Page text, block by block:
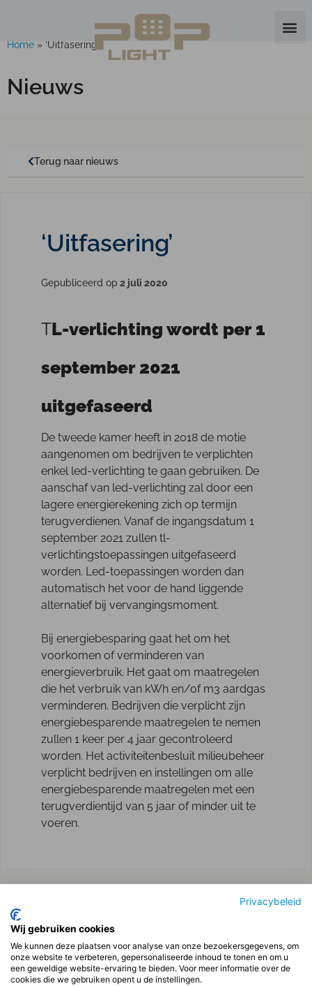
Privacybeleid
Wij gebruiken cookies
We kunnen deze plaatsen voor analyse van onze bezoekersgegevens, om
onze website te verbeteren, gepersonaliseerde inhoud te tonen en om u
een geweldige website-ervaring te bieden. Voor meer informatie over de
cookies die we gebruiken opent u de instellingen.
Home » ‘Uitfasering’
Nieuws
Terug naar nieuws
‘Uitfasering’
Gepubliceerd op 2 juli 2020
TL-verlichting wordt per 1
september 2021
uitgefaseerd
De tweede kamer heeft in 2018 de motie
aangenomen om bedrijven te verplichten
enkel led-verlichting te gaan gebruiken. De
aanschaf van led-verlichting zal door een
lagere energierekening zich op termijn
terugverdienen. Vanaf de ingangsdatum 1
september 2021 zullen tl-
verlichtingstoepassingen uitgefaseerd
worden. Led-toepassingen worden dan
automatisch het voor de hand liggende
alternatief bij vervangingsmoment.
Bij energiebesparing gaat het om het
voorkomen of verminderen van
energieverbruik. Het gaat om maatregelen
die het verbruik van kWh en/of m3 aardgas
verminderen. Bedrijven die verplicht zijn
energiebesparende maatregelen te nemen
zullen 1 keer per 4 jaar gecontroleerd
worden. Het activiteitenbesluit milieubeheer
verplicht bedrijven en instellingen om alle
energiebesparende maatregelen met een
terugverdientijd van 5 jaar of minder uit te
voeren.
Vorige Volgende